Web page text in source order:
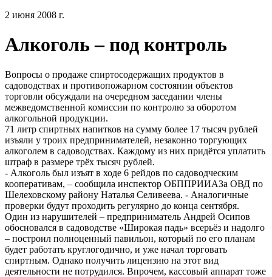
2 июня 2008 г.
Алкоголь – под контроль
Вопросы о продаже спиртосодержащих продуктов в
садоводствах и противопожарном состоянии объектов
торговли обсуждали на очередном заседании члены
межведомственной комиссии по контролю за оборотом
алкогольной продукции.
71 литр спиртных напитков на сумму более 17 тысяч рублей
изъяли у троих предпринимателей, незаконно торгующих
алкоголем в садоводствах. Каждому из них придётся уплатить
штраф в размере трёх тысяч рублей.
- Алкоголь был изъят в ходе 6 рейдов по садоводческим
кооперативам, – сообщила инспектор ОБППРИИАЗа ОВД по
Шелеховскому району Наталья Селивеева. - Аналогичные
проверки будут проходить регулярно до конца сентября.
Один из нарушителей – предприниматель Андрей Осипов
обосновался в садоводстве «Широкая падь» всерьёз и надолго
– построил полноценный павильон, который по его планам
будет работать круглогодично, и уже начал торговать
спиртным. Однако получить лицензию на этот вид
деятельности не потрудился. Впрочем, кассовый аппарат тоже